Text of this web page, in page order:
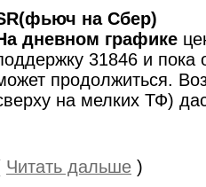
на Сбер)
дневном графике
31846 и
продолжиться.
на мелких ТФ)
Читать дальше )